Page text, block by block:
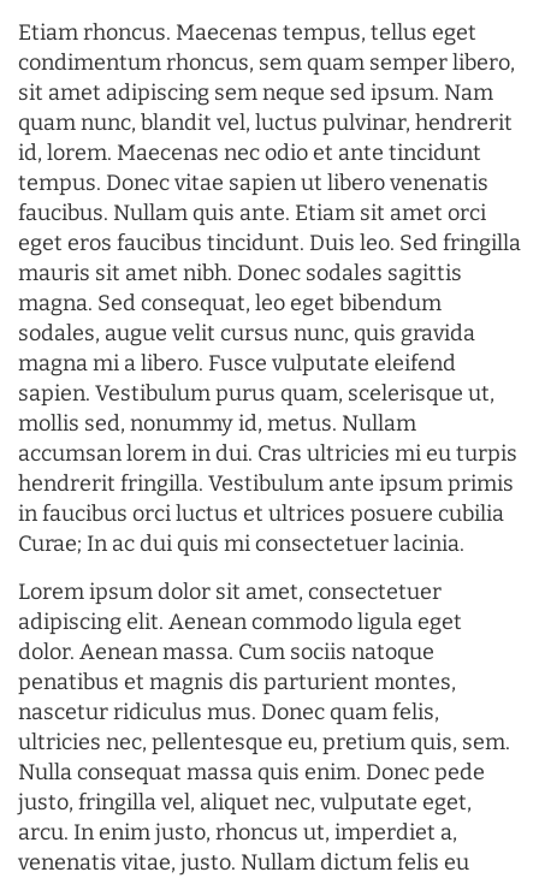
Etiam rhoncus. Maecenas tempus, tellus eget
condimentum rhoncus, sem quam semper libero,
sit amet adipiscing sem neque sed ipsum. Nam
quam nunc, blandit vel, luctus pulvinar, hendrerit
id, lorem. Maecenas nec odio et ante tincidunt
tempus. Donec vitae sapien ut libero venenatis
faucibus. Nullam quis ante. Etiam sit amet orci
eget eros faucibus tincidunt. Duis leo. Sed fringilla
mauris sit amet nibh. Donec sodales sagittis
magna. Sed consequat, leo eget bibendum
sodales, augue velit cursus nunc, quis gravida
magna mi a libero. Fusce vulputate eleifend
sapien. Vestibulum purus quam, scelerisque ut,
mollis sed, nonummy id, metus. Nullam
accumsan lorem in dui. Cras ultricies mi eu turpis
hendrerit fringilla. Vestibulum ante ipsum primis
in faucibus orci luctus et ultrices posuere cubilia
Curae; In ac dui quis mi consectetuer lacinia.
Lorem ipsum dolor sit amet, consectetuer
adipiscing elit. Aenean commodo ligula eget
dolor. Aenean massa. Cum sociis natoque
penatibus et magnis dis parturient montes,
nascetur ridiculus mus. Donec quam felis,
ultricies nec, pellentesque eu, pretium quis, sem.
Nulla consequat massa quis enim. Donec pede
justo, fringilla vel, aliquet nec, vulputate eget,
arcu. In enim justo, rhoncus ut, imperdiet a,
venenatis vitae, justo. Nullam dictum felis eu